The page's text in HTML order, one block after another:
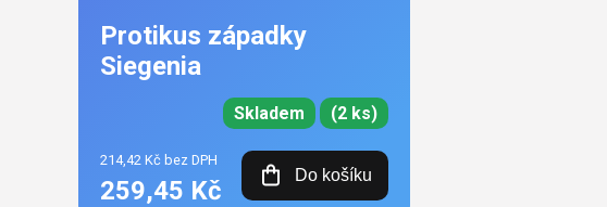
Protikus západky
Siegenia
Skladem (2 ks)
214,42 Kč bez DPH
259,45 Kč
Do košíku